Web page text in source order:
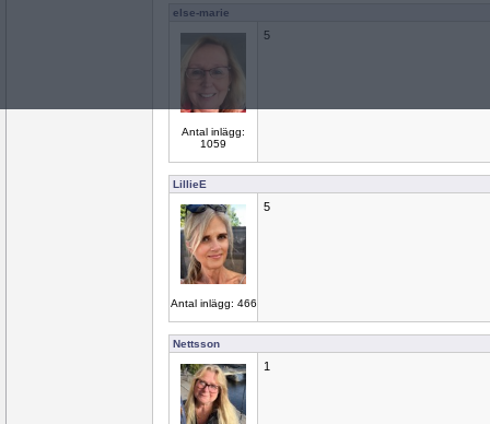
else-marie
Antal inlägg:
1059
5
LillieE
Antal inlägg: 466
5
Nettsson
1